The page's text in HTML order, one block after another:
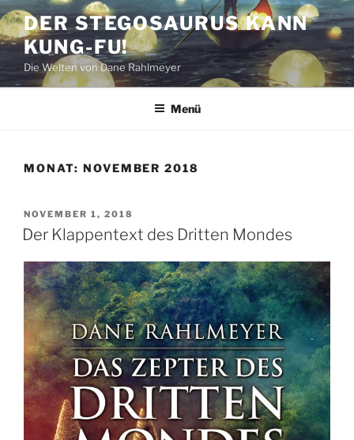
Zum
Inhalt
springen
DER STEGOSAURUS KANN
KUNG-FU!
Die Welten von Dane Rahlmeyer
Menü
MONAT: NOVEMBER 2018
VERÖFFENTLICHT
AM
NOVEMBER 1, 2018
Der Klappentext des Dritten Mondes